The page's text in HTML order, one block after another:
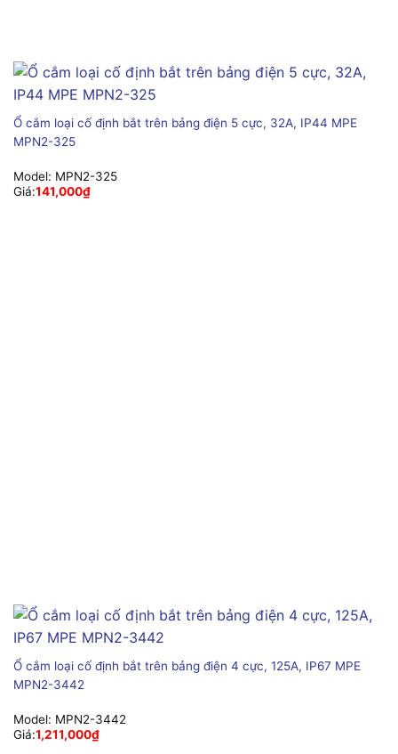
Ổ cắm loại cố định bắt trên bảng điện 5 cực, 32A, IP44 MPE
MPN2-325
Model: MPN2-325
Giá:141,000₫
Ổ cắm loại cố định bắt trên bảng điện 4 cực, 125A, IP67 MPE
MPN2-3442
Model: MPN2-3442
Giá:1,211,000₫